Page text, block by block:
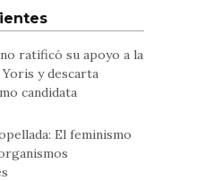
ratificó su apoyo a la
y descarta
candidata
El feminismo